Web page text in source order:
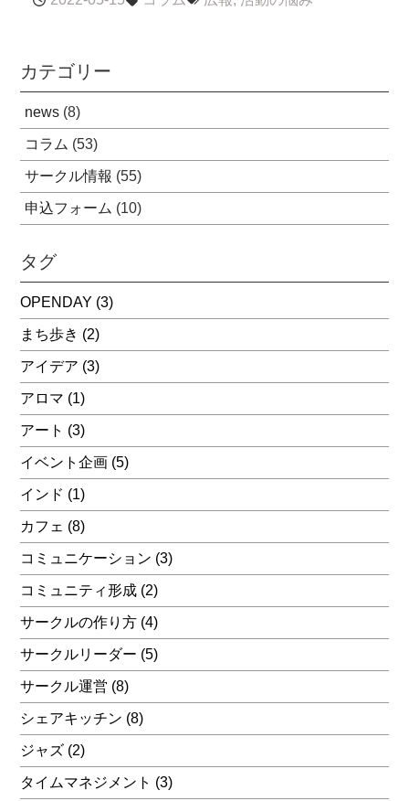
カテゴリー
news (8)
コラム (53)
サークル情報 (55)
申込フォーム (10)
タグ
OPENDAY (3)
まち歩き (2)
アイデア (3)
アロマ (1)
アート (3)
イベント企画 (5)
インド (1)
カフェ (8)
コミュニケーション (3)
コミュニティ形成 (2)
サークルの作り方 (4)
サークルリーダー (5)
サークル運営 (8)
シェアキッチン (8)
ジャズ (2)
タイムマネジメント (3)